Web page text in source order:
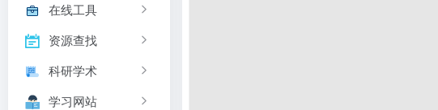
在线工具
资源查找
科研学术
学习网站